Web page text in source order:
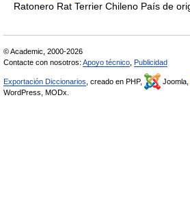
Ratonero Rat Terrier Chileno País de
© Academic, 2000-2026
Contacte con nosotros: Apoyo técnico Publicidad
Exportación Diccionarios , creado en PHP, Joomla,
WordPress, MODx.